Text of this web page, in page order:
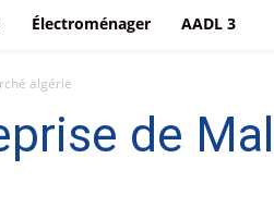
Électroménager AADL 3
algérie
de